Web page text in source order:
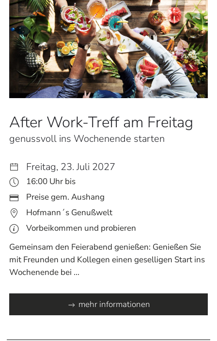
After Work-Treff am Freitag
genussvoll ins Wochenende starten
Freitag, 23. Juli 2027
16:00 Uhr bis
Preise gem. Aushang
Hofmann´s Genußwelt
Vorbeikommen und probieren
Gemeinsam den Feierabend genießen: Genießen Sie
mit Freunden und Kollegen einen geselligen Start ins
Wochenende bei ...
mehr informationen